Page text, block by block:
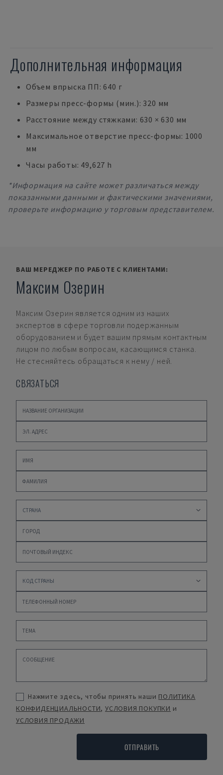
Дополнительная информация
Объем впрыска ПП: 640 г
Размеры пресс-формы (мин.): 320 мм
Расстояние между стяжками: 630 × 630 мм
Максимальное отверстие пресс-формы: 1000
мм
Часы работы: 49,627 h
*Информация на сайте может различаться между
показанными данными и фактическими значениями,
проверьте информацию у торговым представителем.
ВАШ МЕРЕДЖЕР ПО РАБОТЕ С КЛИЕНТАМИ:
Максим Озерин
Максим Озерин является одним из наших
экспертов в сфере торговли подержанным
оборудованием и будет вашим прямым контактным
лицом по любым вопросам, касающимся станка.
Не стесняйтесь обращаться к нему / ней.
СВЯЗАТЬСЯ
Нажмите здесь, чтобы принять наши ПОЛИТИКА
КОНФИДЕНЦИАЛЬНОСТИ,УСЛОВИЯ ПОКУПКИ и
УСЛОВИЯ ПРОДАЖИ
ОТПРАВИТЬ